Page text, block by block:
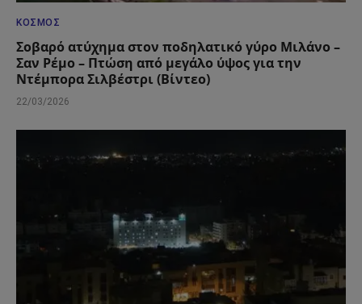
ΚΌΣΜΟΣ
Σοβαρό ατύχημα στον ποδηλατικό γύρο Μιλάνο –
Σαν Ρέμο – Πτώση από μεγάλο ύψος για την
Ντέμπορα Σιλβέστρι (Βίντεο)
22/03/2026